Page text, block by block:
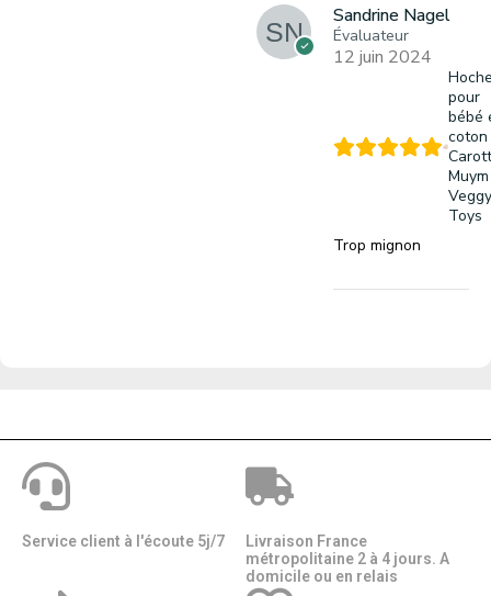
Sandrine Nagel
Évaluateur
12 juin 2024
pour
bébé
Muym
Veggy
Toys
Trop mignon
Service client à l'écoute 5j/7
Livraison France
métropolitaine 2 à 4 jours. A
domicile ou en relais​​